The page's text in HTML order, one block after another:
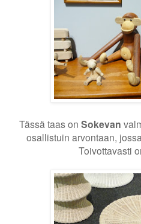
Tässä taas on Sokevan
osallistuin arvontaan,
Toivottavasti